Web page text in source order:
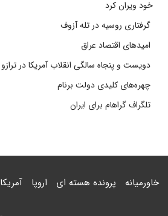
خود ویران کرد
گرفتاری روسیه در تله آزوف
امیدهای اقتصاد عراق
دویست و پنجاه سالگی انقلاب آمریکا در ترازو
چهره‌های کلیدی دولت برنام
تلگراف گراهام برای ایران
خاورمیانه پرونده هسته ای اروپا آمریکا